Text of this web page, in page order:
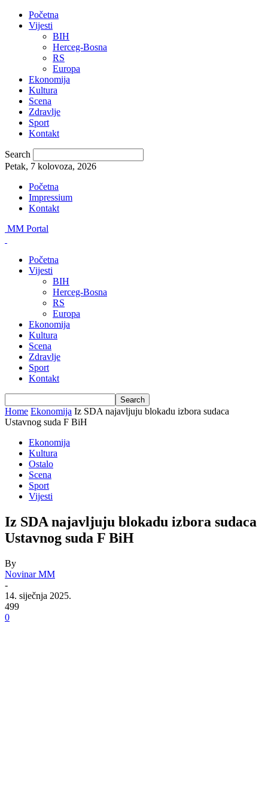
Početna
Vijesti
BIH
Herceg-Bosna
RS
Europa
Ekonomija
Kultura
Scena
Zdravlje
Sport
Kontakt
Search
Petak, 7 kolovoza, 2026
Početna
Impressium
Kontakt
MM Portal
Početna
Vijesti
BIH
Herceg-Bosna
RS
Europa
Ekonomija
Kultura
Scena
Zdravlje
Sport
Kontakt
Home Ekonomija Iz SDA najavljuju blokadu izbora sudaca
Ustavnog suda F BiH
Ekonomija
Kultura
Ostalo
Scena
Sport
Vijesti
Iz SDA najavljuju blokadu izbora sudaca
Ustavnog suda F BiH
By
Novinar MM
-
14. siječnja 2025.
499
0